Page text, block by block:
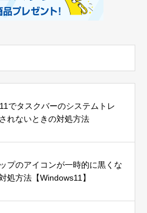
でタスクバーのシステムトレ
れないときの対処方法
プのアイコンが一時的に黒くな
処方法【Windows11】